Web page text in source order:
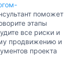
поможет
этапы
все риски и
продвижению и
проекта